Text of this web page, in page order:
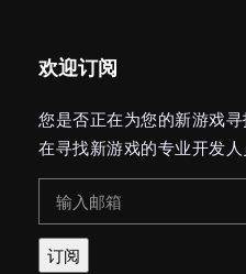
欢迎订阅
您是否正在为您的新游戏
在寻找新游戏的专业开发人
订阅